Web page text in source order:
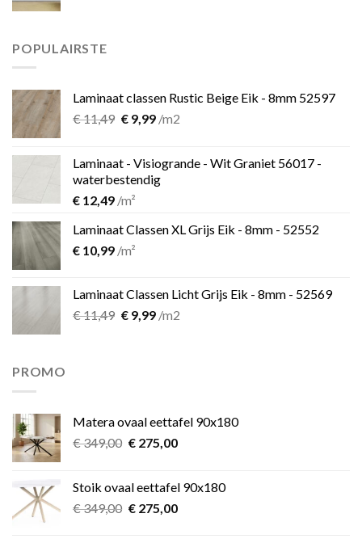
POPULAIRSTE
Laminaat classen Rustic Beige Eik - 8mm 52597
€11,49 Oorspronkelijke
€ 11,49.
€9,99Huidige
€ 9,99.
/m2
Laminaat - Visiogrande - Wit Graniet 56017 -
waterbestendig
€ 12,49 /m²
Laminaat Classen XL Grijs Eik - 8mm - 52552
€ 10,99 /m²
Laminaat Classen Licht Grijs Eik - 8mm - 52569
€11,49 Oorspronkelijke
€9,99Huidige
/m2
PROMO
Matera ovaal eettafel 90x180
€349,00 Oorspronkelijke
€ 349,00.
€275,00Huidige
€ 275,00.
Stoik ovaal eettafel 90x180
€349,00 Oorspronkelijke
€275,00Huidige